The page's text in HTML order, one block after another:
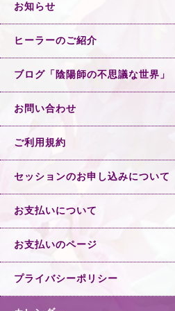
お知らせ
ヒーラーのご紹介
ブログ「陰陽師の不思議な世界」
お問い合わせ
ご利用規約
セッションのお申し込みについて
お支払いについて
お支払いのページ
プライバシーポリシー